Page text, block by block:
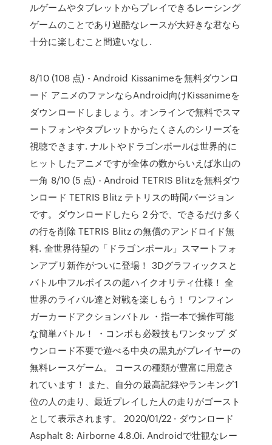
ルゲームやタブレットからプレイできるレーシング
ゲームのことであり過酷なレースが大好きな君なら
十分に楽しむこと間違いなし.
8/10 (108 点) - Android Kissanimeを無料ダウンロ
ード アニメのファンならAndroid向けKissanimeを
ダウンロードしましょう。オンラインで無料でスマ
ートフォンやタブレットからたくさんのシリーズを
視聴できます. ナルトやドラゴンボールは世界的に
ヒットしたアニメですが全体の数からいえば氷山の
一角 8/10 (5 点) - Android TETRIS Blitzを無料ダウ
ンロード TETRIS Blitz テトリスの時間バージョン
です。ダウンロードしたら 2 分で、できるだけ多く
の行を削除 TETRIS Blitz の無償のアンドロイド無
料. 全世界待望の「ドラゴンボール」スマートフォ
ンアプリ新作がついに登場！ 3Dグラフィックスと
バトル中フルボイスの超ハイクオリティ仕様！ 全
世界のライバル達と対戦を楽しもう！ ワンフィン
ガーカードアクションバトル ・指一本で操作可能
な簡単バトル！ ・コンボも必殺技もワンタップ ダ
ウンロード不要で遊べる中央の黒丸がプレイヤーの
無料レースゲーム。 コースの種類が豊富に用意さ
れています！ また、自分の最高記録やランキング1
位の人の走り、最近プレイした人の走りがゴースト
として表示されます。 2020/01/22 · ダウンロード
Asphalt 8: Airborne 4.8.0i. Androidで壮観なレー